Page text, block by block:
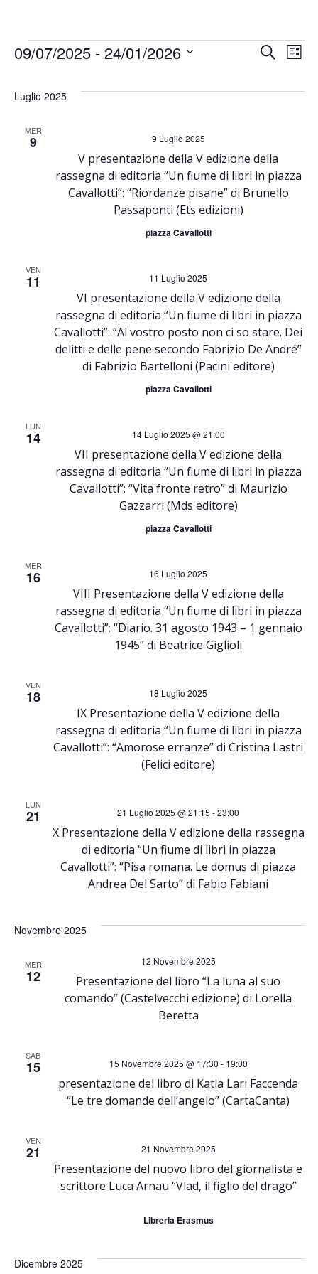
Eventi
E
v
n
t
i
c
e
a
e
s
t
N
a
g
a
o
n
Cerca
E
v
t
s
t
v
z
i
e
Lista
09/07/2025 - 24/01/2026
la
Luglio 2025
MER
9
V presentazione della V edizione della
rassegna di editoria “Un fiume di libri in piazza
Cavallotti”: “Riordanze pisane” di Brunello
Passaponti (Ets edizioni)
9 Luglio 2025
piazza Cavallotti
VEN
11
VI presentazione della V edizione della
rassegna di editoria “Un fiume di libri in piazza
Cavallotti”: “Al vostro posto non ci so stare. Dei
delitti e delle pene secondo Fabrizio De André”
di Fabrizio Bartelloni (Pacini editore)
11 Luglio 2025
piazza Cavallotti
LUN
14
VII presentazione della V edizione della
rassegna di editoria “Un fiume di libri in piazza
Cavallotti”: “Vita fronte retro” di Maurizio
Gazzarri (Mds editore)
14 Luglio 2025 @ 21:00
piazza Cavallotti
MER
16
VIII Presentazione della V edizione della
rassegna di editoria “Un fiume di libri in piazza
Cavallotti”: “Diario. 31 agosto 1943 – 1 gennaio
1945” di Beatrice Giglioli
16 Luglio 2025
VEN
18
IX Presentazione della V edizione della
rassegna di editoria “Un fiume di libri in piazza
Cavallotti”: “Amorose erranze” di Cristina Lastri
(Felici editore)
18 Luglio 2025
LUN
21
X Presentazione della V edizione della rassegna
di editoria “Un fiume di libri in piazza
Cavallotti”: “Pisa romana. Le domus di piazza
Andrea Del Sarto” di Fabio Fabiani
21 Luglio 2025 @ 21:15 -23:00
Novembre 2025
MER
12
Presentazione del libro “La luna al suo
comando” (Castelvecchi edizione) di Lorella
Beretta
12 Novembre 2025
SAB
15
presentazione del libro di Katia Lari Faccenda
“Le tre domande dell’angelo” (CartaCanta)
15 Novembre 2025 @ 17:30 - 19:00
VEN
21
Presentazione del nuovo libro del giornalista e
scrittore Luca Arnau “Vlad, il figlio del drago”
21 Novembre 2025
Libreria Erasmus
Dicembre 2025